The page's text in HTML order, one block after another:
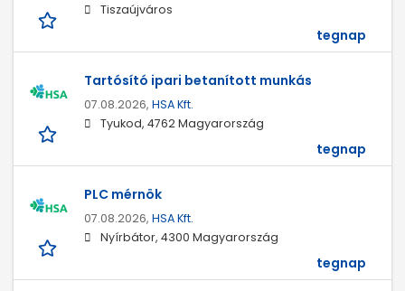
Tiszaújváros
tegnap
Tartósító ipari betanított munkás
07.08.2026, HSA Kft.
Tyukod, 4762 Magyarország
tegnap
PLC mérnök
07.08.2026, HSA Kft.
Nyírbátor, 4300 Magyarország
tegnap